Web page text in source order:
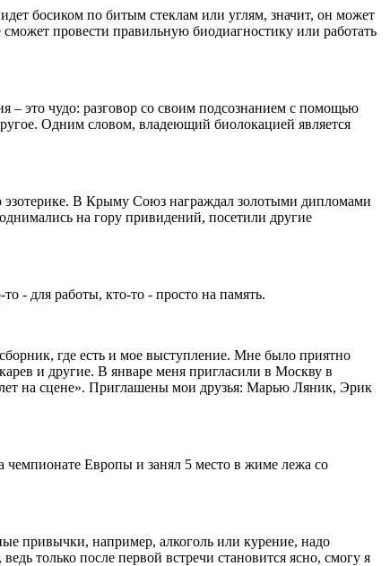
босиком по битым стеклам или углям, значит, он может
провести правильную биодиагностику или работать
– это чудо: разговор со своим подсознанием с помощью
Одним словом, владеющий биолокацией является
эзотерике. В Крыму Союз награждал золотыми дипломами
на гору привидений, посетили другие
- для работы, кто-то - просто на память.
где есть и мое выступление. Мне было приятно
и другие. В январе меня пригласили в Москву в
лет на сцене». Приглашены мои друзья: Марью Ляник, Эрик
Европы и занял 5 место в жиме лежа со
привычки, например, алкоголь или курение, надо
только после первой встречи становится ясно, смогу я